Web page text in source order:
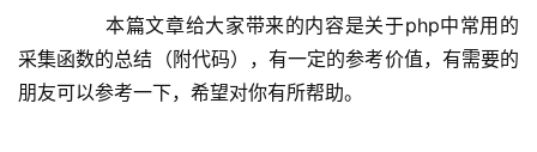
采集函数的总结（附代码），有一定的参考价值，有需要的
朋友可以参考一下，希望对你有所帮助。